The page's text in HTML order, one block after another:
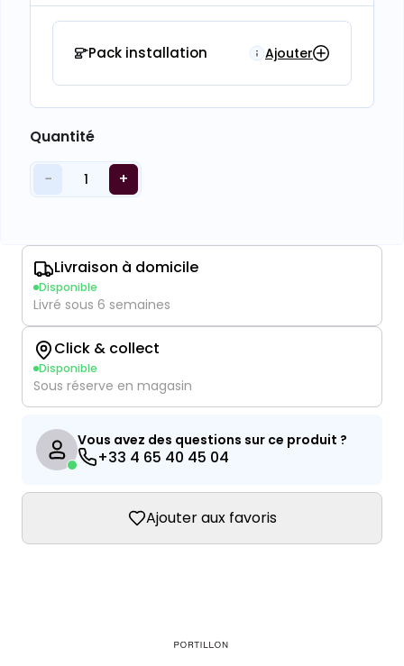
Pack installation Ajouter
Quantité
− 1 +
Livraison à domicile
Disponible
Livré sous 6 semaines
Click & collect
Disponible
Sous réserve en magasin
Vous avez des questions sur ce produit ?
+33 4 65 40 45 04
Ajouter aux favoris